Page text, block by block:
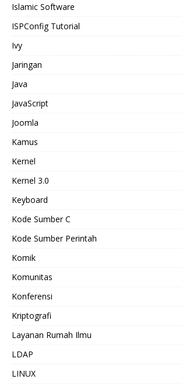
Islamic Software
ISPConfig Tutorial
Ivy
Jaringan
Java
JavaScript
Joomla
Kamus
Kernel
Kernel 3.0
Keyboard
Kode Sumber C
Kode Sumber Perintah
Komik
Komunitas
Konferensi
Kriptografi
Layanan Rumah Ilmu
LDAP
LINUX